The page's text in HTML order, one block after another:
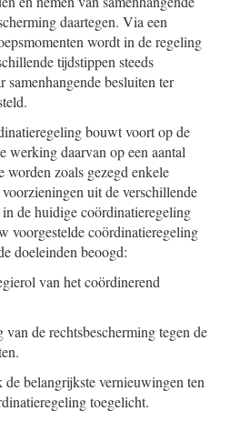
daartegen. Via een
wordt in de regeling
tijdstippen steeds
samenhangende besluiten ter
bouwt voort op de
werking daarvan op een aantal
worden zoals gezegd enkele
uit de verschillende
de huidige coördinatieregeling
voorgestelde coördinatieregeling
doeleinden beoogd:
van het coördinerend
de rechtsbescherming tegen de
belangrijkste vernieuwingen ten
toegelicht.